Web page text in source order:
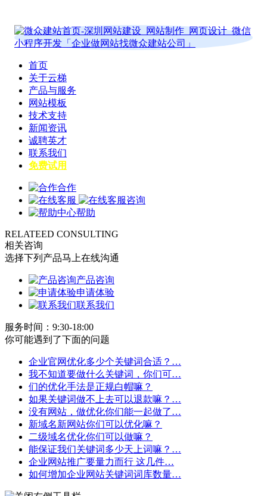
首页
关于云梯
产品与服务
网站模板
技术支持
新闻资讯
诚聘英才
联系我们
免费试用
合作
咨询
帮助
RELATEED CONSULTING
相关咨询
选择下列产品马上在线沟通
产品咨询
申请体验
联系我们
服务时间：9:30-18:00
你可能遇到了下面的问题
企业官网优化多少个关键词合适？…
我不知道要做什么关键词，你们可…
们的优化手法是正规白帽嘛？
如果关键词做不上去可以退款嘛？…
没有网站，做优化你们能一起做了…
新域名新网站你们可以优化嘛？
二级域名优化你们可以做嘛？
能保证我们关键词多少天上词嘛？…
企业网站推广要量力而行 这几件…
如何增加企业网站关键词词库数量…